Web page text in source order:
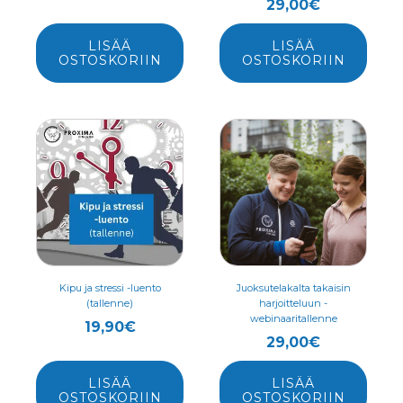
LISÄÄ
OSTOSKORIIN
29,00€
LISÄÄ
OSTOSKORIIN
Kipu ja stressi -luento
(tallenne)
19,90€
LISÄÄ
OSTOSKORIIN
Juoksutelakalta takaisin
harjoitteluun -
webinaaritallenne
29,00€
LISÄÄ
OSTOSKORIIN